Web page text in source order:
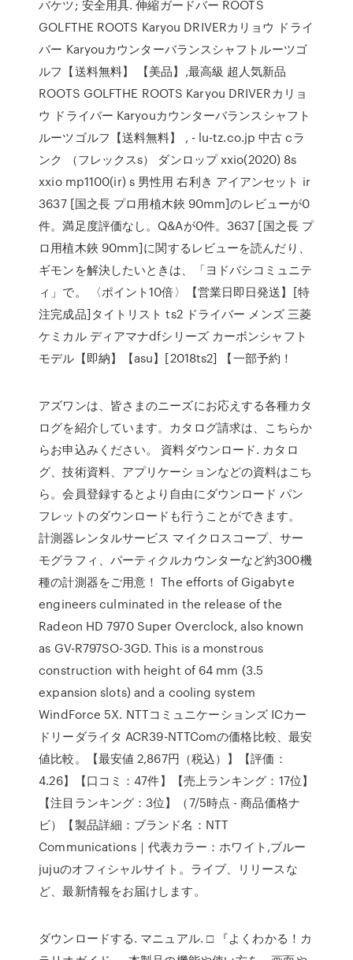
バケツ; 安全用具. 伸縮ガードバー ROOTS
GOLFTHE ROOTS Karyou DRIVERカリョウ ドライ
バー Karyouカウンターバランスシャフトルーツゴ
ルフ【送料無料】 【美品】,最高級 超人気新品
ROOTS GOLFTHE ROOTS Karyou DRIVERカリョ
ウ ドライバー Karyouカウンターバランスシャフト
ルーツゴルフ【送料無料】 , - lu-tz.co.jp 中古 cラ
ンク （フレックスs） ダンロップ xxio(2020) 8s
xxio mp1100(ir) s 男性用 右利き アイアンセット ir
3637 [国之長 プロ用植木鋏 90mm]のレビューが0
件。満足度評価なし。Q&Aが0件。3637 [国之長 プ
ロ用植木鋏 90mm]に関するレビューを読んだり、
ギモンを解決したいときは、「ヨドバシコミュニテ
ィ」で。 〈ポイント10倍〉【営業日即日発送】[特
注完成品]タイトリスト ts2 ドライバー メンズ 三菱
ケミカル ディアマナdfシリーズ カーボンシャフト
モデル【即納】【asu】[2018ts2] 【一部予約！
アズワンは、皆さまのニーズにお応えする各種カタ
ログを紹介しています。カタログ請求は、こちらか
らお申込みください。 資料ダウンロード. カタロ
グ、技術資料、アプリケーションなどの資料はこち
ら。会員登録するとより自由にダウンロード パン
フレットのダウンロードも行うことができます。
計測器レンタルサービス マイクロスコープ、サー
モグラフィ、パーティクルカウンターなど約300機
種の計測器をご用意！ The efforts of Gigabyte
engineers culminated in the release of the
Radeon HD 7970 Super Overclock, also known
as GV-R797SO-3GD. This is a monstrous
construction with height of 64 mm (3.5
expansion slots) and a cooling system
WindForce 5X. NTTコミュニケーションズ ICカー
ドリーダライタ ACR39-NTTComの価格比較、最安
値比較。【最安値 2,867円（税込）】【評価：
4.26】【口コミ：47件】【売上ランキング：17位】
【注目ランキング：3位】（7/5時点 - 商品価格ナ
ビ）【製品詳細：ブランド名：NTT
Communications｜代表カラー：ホワイト,ブルー
jujuのオフィシャルサイト。ライブ、リリースな
ど、最新情報をお届けします。
ダウンロードする. マニュアル. □ 『よくわかる！カ